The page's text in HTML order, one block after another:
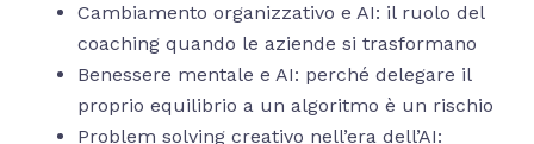
Cambiamento organizzativo e AI: il ruolo del
coaching quando le aziende si trasformano
Benessere mentale e AI: perché delegare il
proprio equilibrio a un algoritmo è un rischio
Problem solving creativo nell’era dell’AI: